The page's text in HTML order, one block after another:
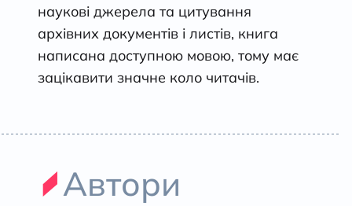
наукові джерела та цитування
архівних документів і листів, книга
написана доступною мовою, тому має
зацікавити значне коло читачів.
Автори